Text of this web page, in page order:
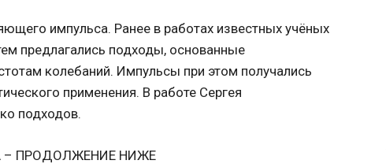
импульса. Ранее в работах известных учёных
предлагались подходы, основанные
колебаний. Импульсы при этом получались
применения. В работе Сергея
подходов.
– ПРОДОЛЖЕНИЕ НИЖЕ